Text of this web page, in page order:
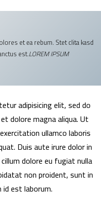
et ea rebum. Stet clita kasd
est.LOREM IPSUM
adipisicing elit, sed do
dolore magna aliqua. Ut
ullamco laboris
Duis aute irure dolor in
dolore eu fugiat nulla
non proident, sunt in
est laborum.